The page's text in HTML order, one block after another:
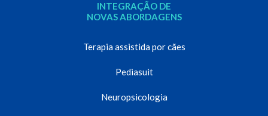
INTEGRAÇÃO DE
NOVAS ABORDAGENS
Terapia assistida por cães
Pediasuit
Neuropsicologia